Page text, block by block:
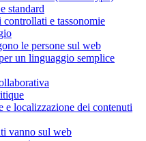
standard
e tassonomie
le persone sul web
un linguaggio semplice
e localizzazione dei contenuti
vanno sul web